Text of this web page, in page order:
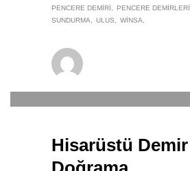
PENCERE DEMIRI
PENCERE DEMIRLERI
SUNDURMA
ULUS WINSA
Hisarüstü Demir